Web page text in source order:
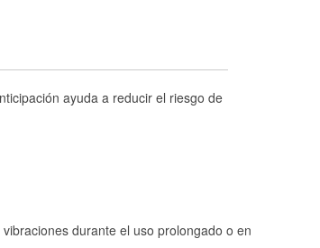
ayuda a reducir el riesgo de
durante el uso prolongado o en